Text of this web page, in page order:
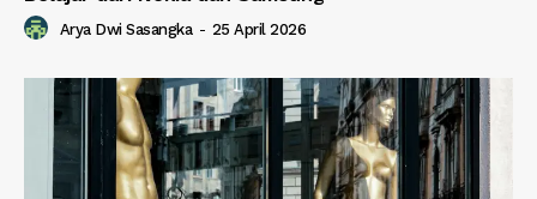
Arya Dwi Sasangka - 25 April 2026